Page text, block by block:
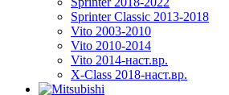
Sprinter Classic 2013-2018
Vito 2003-2010
Vito 2010-2014
Vito 2014-наст.вр.
X-Class 2018-наст.вр.